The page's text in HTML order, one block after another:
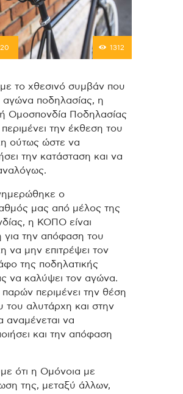
1312
με το χθεσινό συμβάν που
αγώνα ποδηλασίας, η
Ομοσπονδία Ποδηλασίας
την έκθεση του
ούτως ώστε να
την κατάσταση και να
ο
μας από μέλος της
η ΚΟΠΟ είναι
για την απόφαση του
να μην επιτρέψει τον
της ποδηλατικής
να καλύψει τον αγώνα.
περιμένει την θέση
του αλυτάρχη και στην
αναμένεται να
και την απόφαση
ότι η Ομόνοια με
της, μεταξύ άλλων,